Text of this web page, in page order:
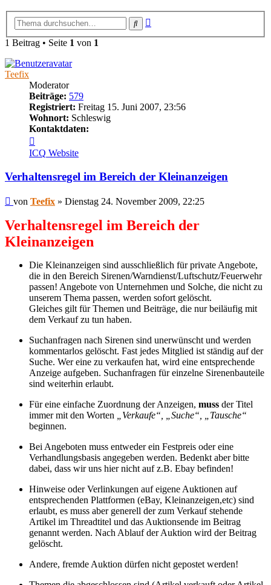
Suche
1 Beitrag • Seite 1 von 1
Teefix
Moderator
Beiträge: 579
Registriert: Freitag 15. Juni 2007, 23:56
Wohnort: Schleswig
Kontaktdaten:
von
Teefix
ICQ Website
Verhaltensregel im Bereich der Kleinanzeigen
Beitrag
von Teefix » Dienstag 24. November 2009, 22:25
Verhaltensregel im Bereich der
Kleinanzeigen
Die Kleinanzeigen sind ausschließlich für private Angebote,
die in den Bereich Sirenen/Warndienst/Luftschutz/Feuerwehr
passen! Angebote von Unternehmen und Solche, die nicht zu
unserem Thema passen, werden sofort gelöscht.
Gleiches gilt für Themen und Beiträge, die nur beiläufig mit
dem Verkauf zu tun haben.
Suchanfragen nach Sirenen sind unerwünscht und werden
kommentarlos gelöscht. Fast jedes Mitglied ist ständig auf der
Suche. Wer eine zu verkaufen hat, wird eine entsprechende
Anzeige aufgeben. Suchanfragen für einzelne Sirenenbauteile
sind weiterhin erlaubt.
Für eine einfache Zuordnung der Anzeigen, muss der Titel
immer mit den Worten
„Verkaufe“, „Suche“, „Tausche“
beginnen.
Bei Angeboten muss entweder ein Festpreis oder eine
Verhandlungsbasis angegeben werden. Bedenkt aber bitte
dabei, dass wir uns hier nicht auf z.B. Ebay befinden!
Hinweise oder Verlinkungen auf eigene Auktionen auf
entsprechenden Plattformen (eBay, Kleinanzeigen,etc) sind
erlaubt, es muss aber generell der zum Verkauf stehende
Artikel im Threadtitel und das Auktionsende im Beitrag
genannt werden. Nach Ablauf der Auktion wird der Beitrag
gelöscht.
Andere, fremde Auktion dürfen nicht gepostet werden!